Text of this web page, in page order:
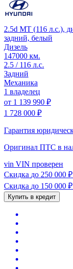
2.5d MT (116 л.с.),
задний, белый
Дизель
147000 км.
2.5 / 116 л.с.
Задний
Механика
1 владелец
от 1 139 990 ₽
1 728 000 ₽
Гарантия
Оригинал ПТС в
vin VIN проверен
Скидка до 250 000 ₽
Скидка до 150 000 ₽
Купить в кредит